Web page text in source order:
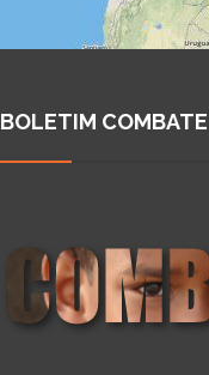
BOLETIM COMBATE